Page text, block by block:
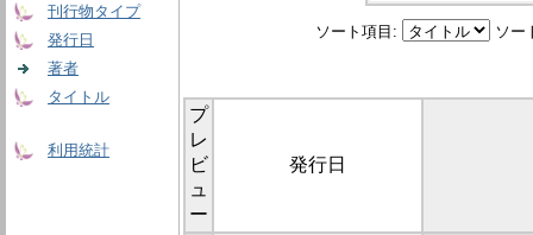
刊行物タイプ
発行日
著者
タイトル
利用統計
ソート項目: ソー
プ
レ
ビ
ュ
ー
発行日